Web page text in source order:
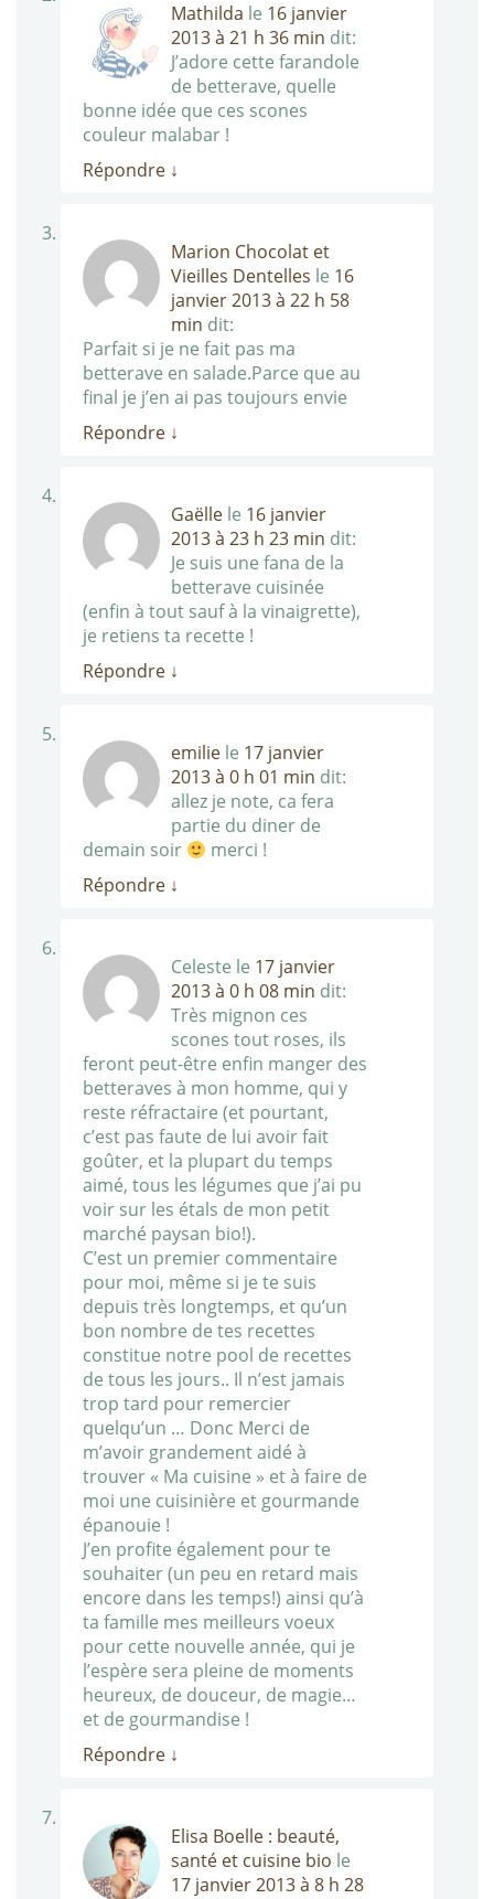
Mathilda le 16 janvier
2013 à 21 h 36 min dit:
J’adore cette farandole
de betterave, quelle
bonne idée que ces scones
couleur malabar !
Répondre ↓
Marion Chocolat et
Vieilles Dentelles le 16
janvier 2013 à 22 h 58
min dit:
Parfait si je ne fait pas ma
betterave en salade.Parce que au
final je j’en ai pas toujours envie
Répondre ↓
Gaëlle le 16 janvier
2013 à 23 h 23 min dit:
Je suis une fana de la
betterave cuisinée
(enfin à tout sauf à la vinaigrette),
je retiens ta recette !
Répondre ↓
emilie le 17 janvier
2013 à 0 h 01 min dit:
allez je note, ca fera
partie du diner de
demain soir
merci !
Répondre ↓
Celeste le 17 janvier
2013 à 0 h 08 min dit:
Très mignon ces
scones tout roses, ils
feront peut-être enfin manger des
betteraves à mon homme, qui y
reste réfractaire (et pourtant,
c’est pas faute de lui avoir fait
goûter, et la plupart du temps
aimé, tous les légumes que j’ai pu
voir sur les étals de mon petit
marché paysan bio!).
C’est un premier commentaire
pour moi, même si je te suis
depuis très longtemps, et qu’un
bon nombre de tes recettes
constitue notre pool de recettes
de tous les jours.. Il n’est jamais
trop tard pour remercier
quelqu’un … Donc Merci de
m’avoir grandement aidé à
trouver « Ma cuisine » et à faire de
moi une cuisinière et gourmande
épanouie !
J’en profite également pour te
souhaiter (un peu en retard mais
encore dans les temps!) ainsi qu’à
ta famille mes meilleurs voeux
pour cette nouvelle année, qui je
l’espère sera pleine de moments
heureux, de douceur, de magie…
et de gourmandise !
Répondre ↓
Elisa Boelle : beauté,
santé et cuisine bio le
17 janvier 2013 à 8 h 28